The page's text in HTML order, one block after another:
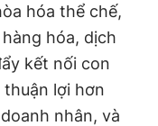
hóa thể chế,
hóa, dịch
kết nối con
lợi hơn
nhân, và